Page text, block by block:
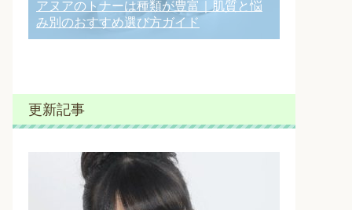
アヌアのトナーは種類が豊富｜肌質と悩
み別のおすすめ選び方ガイド
更新記事